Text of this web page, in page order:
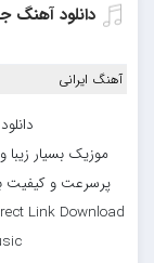
دانلود آهنگ
آهنگ ایرانی
موزیک بسیار زیبا
پرسرعت و کیفیت
Link Download